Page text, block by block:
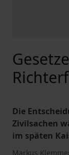
Die
Zivilsachen
im späten
Markus